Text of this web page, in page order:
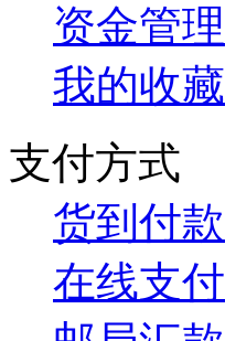
资金管理
我的收藏
支付方式
货到付款
在线支付